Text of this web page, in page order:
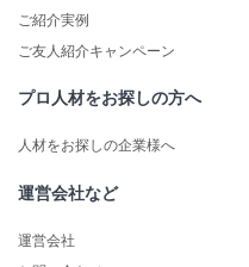
ご紹介実例
ご友人紹介キャンペーン
プロ人材をお探しの方へ
人材をお探しの企業様へ
運営会社など
運営会社